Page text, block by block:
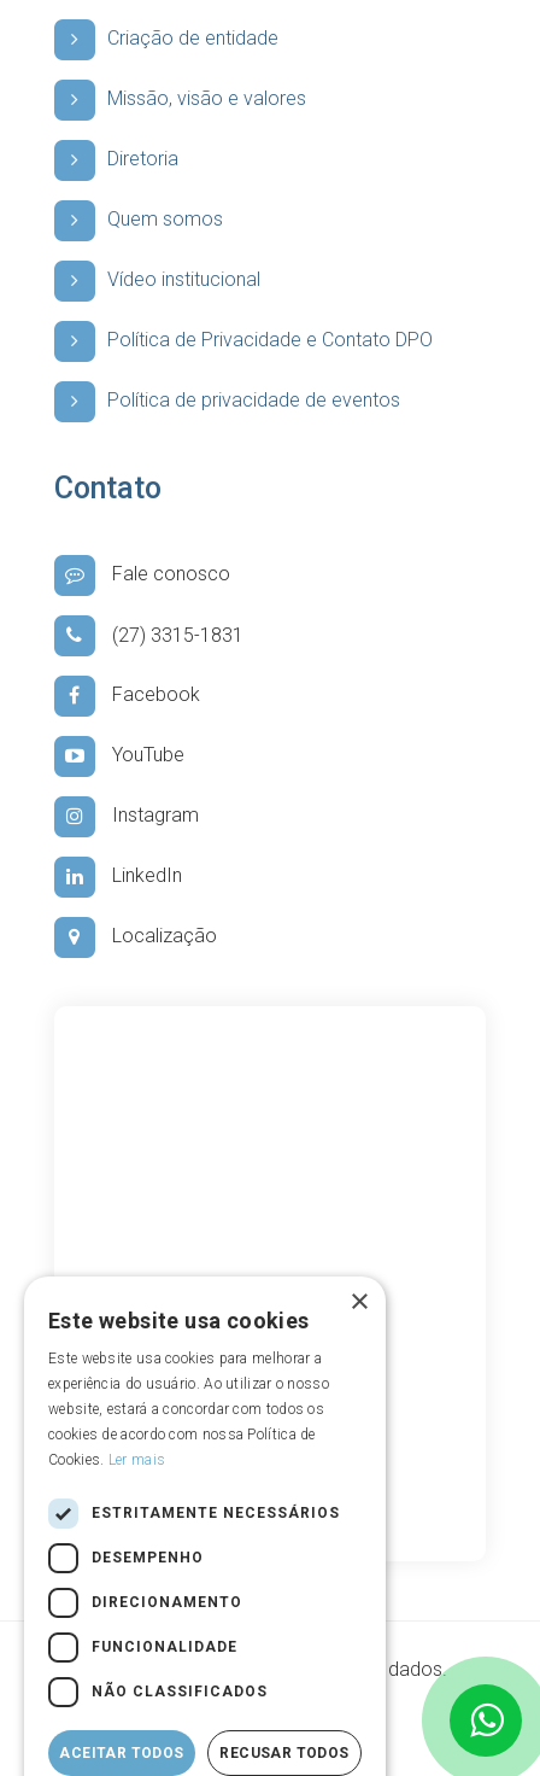
Criação de entidade
Missão, visão e valores
Diretoria
Quem somos
Vídeo institucional
Política de Privacidade e Contato DPO
Política de privacidade de eventos
Contato
Fale conosco
(27) 3315-1831
Facebook
YouTube
Instagram
LinkedIn
Localização
Segurança de armazenamento de dados.
×
Este website usa cookies
Este website usa cookies para melhorar a
experiência do usuário. Ao utilizar o nosso
website, estará a concordar com todos os
cookies de acordo com nossa Política de
Cookies. Ler mais
ESTRITAMENTE NECESSÁRIOS
DESEMPENHO
DIRECIONAMENTO
FUNCIONALIDADE
NÃO CLASSIFICADOS
ACEITAR TODOS RECUSAR TODOS